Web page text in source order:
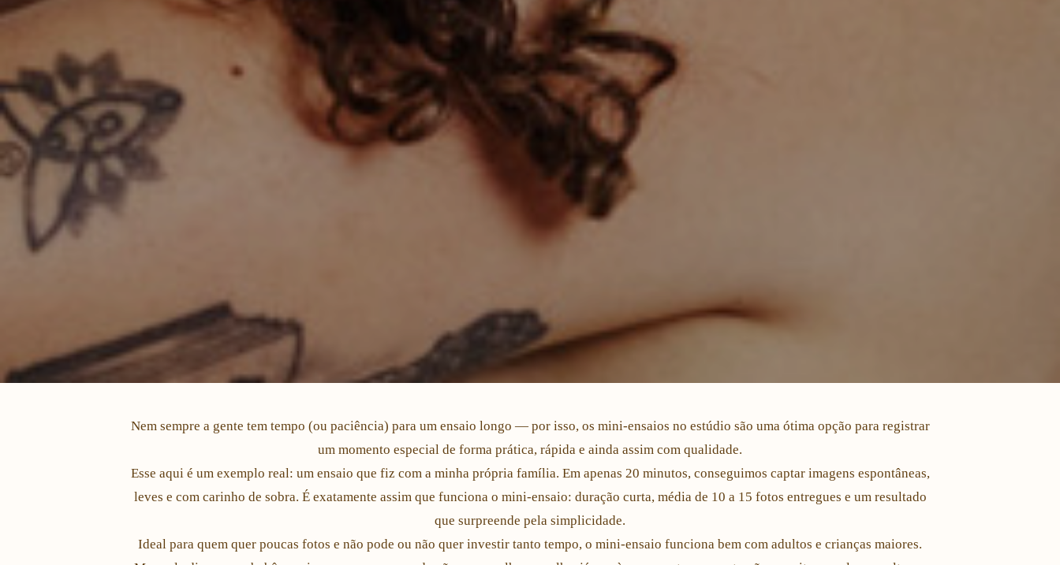
Nem sempre a gente tem tempo (ou paciência) para um ensaio longo — por isso, os mini-ensaios no estúdio são uma ótima opção para registrar
um momento especial de forma prática, rápida e ainda assim com qualidade.
Esse aqui é um exemplo real: um ensaio que fiz com a minha própria família. Em apenas 20 minutos, conseguimos captar imagens espontâneas,
leves e com carinho de sobra. É exatamente assim que funciona o mini-ensaio: duração curta, média de 10 a 15 fotos entregues e um resultado
que surpreende pela simplicidade.
Ideal para quem quer poucas fotos e não pode ou não quer investir tanto tempo, o mini-ensaio funciona bem com adultos e crianças maiores.